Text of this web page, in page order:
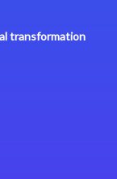
transformation